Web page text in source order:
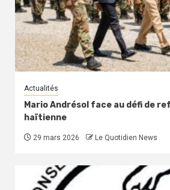
Actualités
Mario Andrésol face au défi de
haïtienne
29 mars 2026 Le Quotidien News